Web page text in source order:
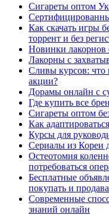
Сигареты оптом
Как скачать игры
торрент и без
Новинки лакорнов
Лакорны с
Сливы курсов:
акции?
Дорамы онлайн с
Где купить все
Сигареты оптом
Как
Курсы для
Сериалы из Кореи
Остеотомия
потребоваться
Бесплатные
покупать и
Современные
знаний онлайн